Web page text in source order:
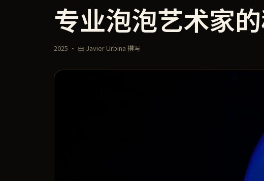
专业泡泡艺术家
2025 · 由 Javier Urbina 撰写